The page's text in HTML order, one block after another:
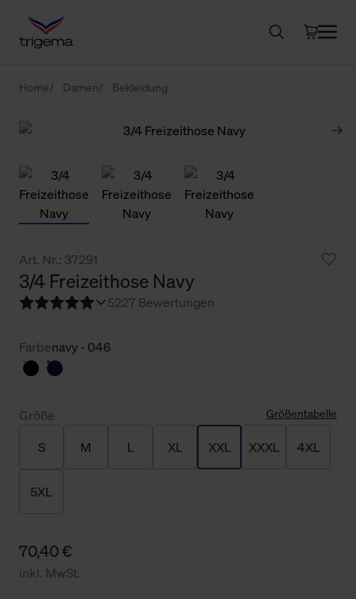
Home Damen Bekleidung
Art. Nr.: 37291
3/4 Freizeithose Navy
5227 Bewertungen
Farbenavy - 046
Größe Größentabelle
S M L XL XXL XXXL 4XL
5XL
70,40 €
inkl. MwSt.